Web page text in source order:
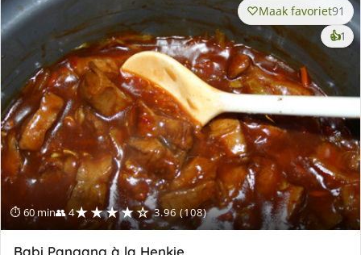
⏱ 60 min👥 4★★★★☆ 3.96 (108)
Maak favoriet91
👍1
Babi Pangang à la Henkie